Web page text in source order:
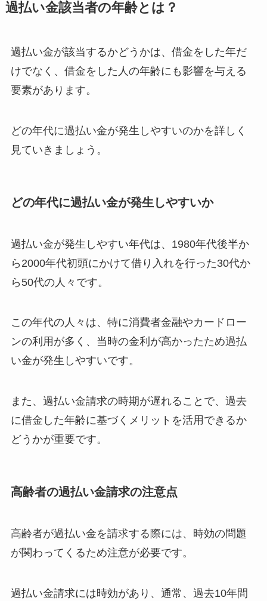
過払い金該当者の年齢とは？
過払い金が該当するかどうかは、借金をした年だ
けでなく、借金をした人の年齢にも影響を与える
要素があります。
どの年代に過払い金が発生しやすいのかを詳しく
見ていきましょう。
どの年代に過払い金が発生しやすいか
過払い金が発生しやすい年代は、1980年代後半か
ら2000年代初頭にかけて借り入れを行った30代か
ら50代の人々です。
この年代の人々は、特に消費者金融やカードロー
ンの利用が多く、当時の金利が高かったため過払
い金が発生しやすいです。
また、過払い金請求の時期が遅れることで、過去
に借金した年齢に基づくメリットを活用できるか
どうかが重要です。
高齢者の過払い金請求の注意点
高齢者が過払い金を請求する際には、時効の問題
が関わってくるため注意が必要です。
過払い金請求には時効があり、通常、過去10年間